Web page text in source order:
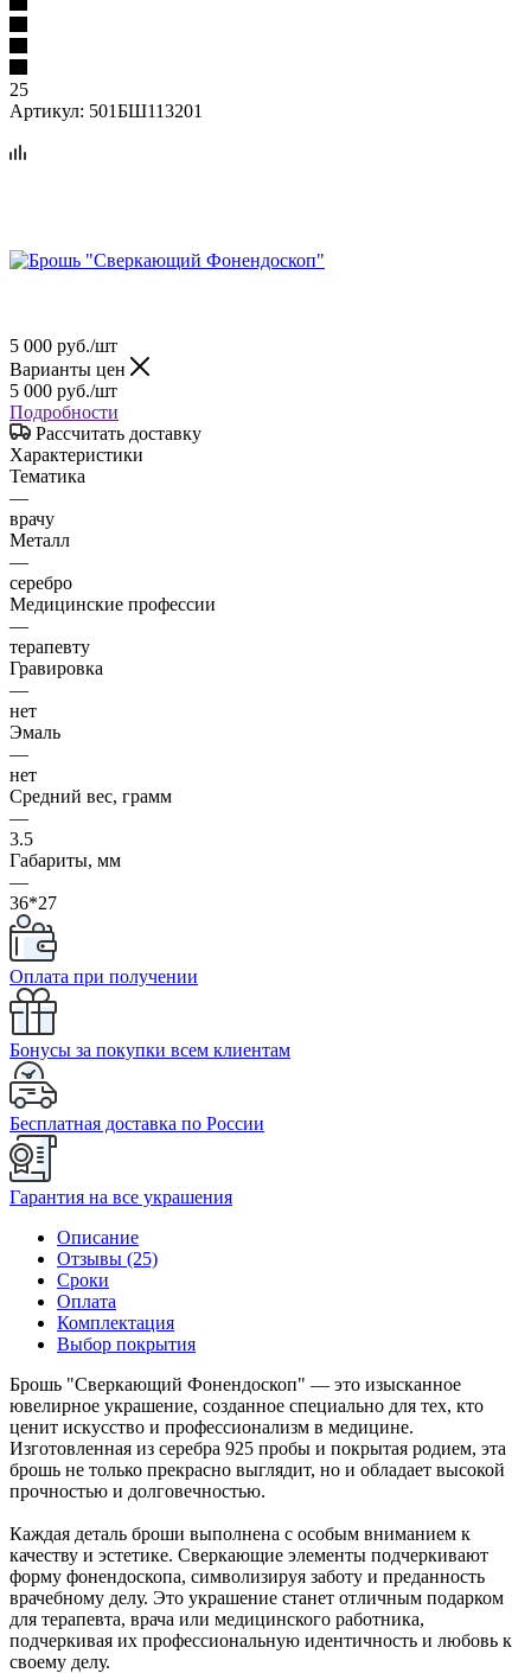
25
Артикул: 501БШ113201
5 000 руб./шт
Варианты цен
5 000 руб./шт
Подробности
Рассчитать доставку
Характеристики
Тематика
—
врачу
Металл
—
серебро
Медицинские профессии
—
терапевту
Гравировка
—
нет
Эмаль
—
нет
Средний вес, грамм
—
3.5
Габариты, мм
—
36*27
Оплата при получении
Бонусы за покупки всем клиентам
Бесплатная доставка по России
Гарантия на все украшения
Описание
Отзывы (25)
Сроки
Оплата
Комплектация
Выбор покрытия
Брошь "Сверкающий Фонендоскоп" — это изысканное
ювелирное украшение, созданное специально для тех, кто
ценит искусство и профессионализм в медицине.
Изготовленная из серебра 925 пробы и покрытая родием, эта
брошь не только прекрасно выглядит, но и обладает высокой
прочностью и долговечностью.
Каждая деталь броши выполнена с особым вниманием к
качеству и эстетике. Сверкающие элементы подчеркивают
форму фонендоскопа, символизируя заботу и преданность
врачебному делу. Это украшение станет отличным подарком
для терапевта, врача или медицинского работника,
подчеркивая их профессиональную идентичность и любовь к
своему делу.